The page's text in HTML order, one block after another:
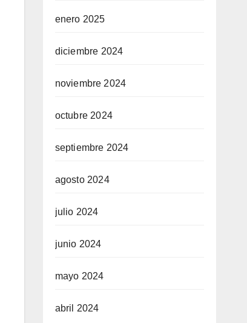
enero 2025
diciembre 2024
noviembre 2024
octubre 2024
septiembre 2024
agosto 2024
julio 2024
junio 2024
mayo 2024
abril 2024